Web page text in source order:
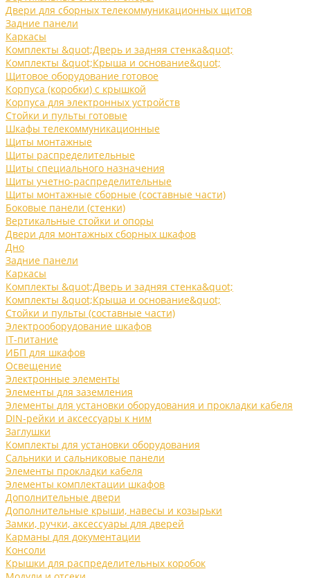
Двери для сборных телекоммуникационных щитов
Задние панели
Каркасы
Комплекты &quot;Дверь и задняя стенка&quot;
Комплекты &quot;Крыша и основание&quot;
Щитовое оборудование готовое
Корпуса (коробки) с крышкой
Корпуса для электронных устройств
Стойки и пульты готовые
Шкафы телекоммуникационные
Щиты монтажные
Щиты распределительные
Щиты специального назначения
Щиты учетно-распределительные
Щиты монтажные сборные (составные части)
Боковые панели (стенки)
Вертикальные стойки и опоры
Двери для монтажных сборных шкафов
Дно
Задние панели
Каркасы
Комплекты &quot;Дверь и задняя стенка&quot;
Комплекты &quot;Крыша и основание&quot;
Стойки и пульты (составные части)
Электрооборудование шкафов
IT-питание
ИБП для шкафов
Освещение
Электронные элементы
Элементы для заземления
Элементы для установки оборудования и прокладки кабеля
DIN-рейки и аксессуары к ним
Заглушки
Комплекты для установки оборудования
Сальники и сальниковые панели
Элементы прокладки кабеля
Элементы комплектации шкафов
Дополнительные двери
Дополнительные крыши, навесы и козырьки
Замки, ручки, аксессуары для дверей
Карманы для документации
Консоли
Крышки для распределительных коробок